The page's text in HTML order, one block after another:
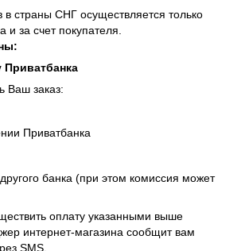
в страны СНГ осуществляется только
и за счет покупателя.
Приватбанка
Ваш заказ:
Приватбанка
банка (при этом комиссия может
оплату указанными выше
интернет-магазина сообщит вам
SMS.